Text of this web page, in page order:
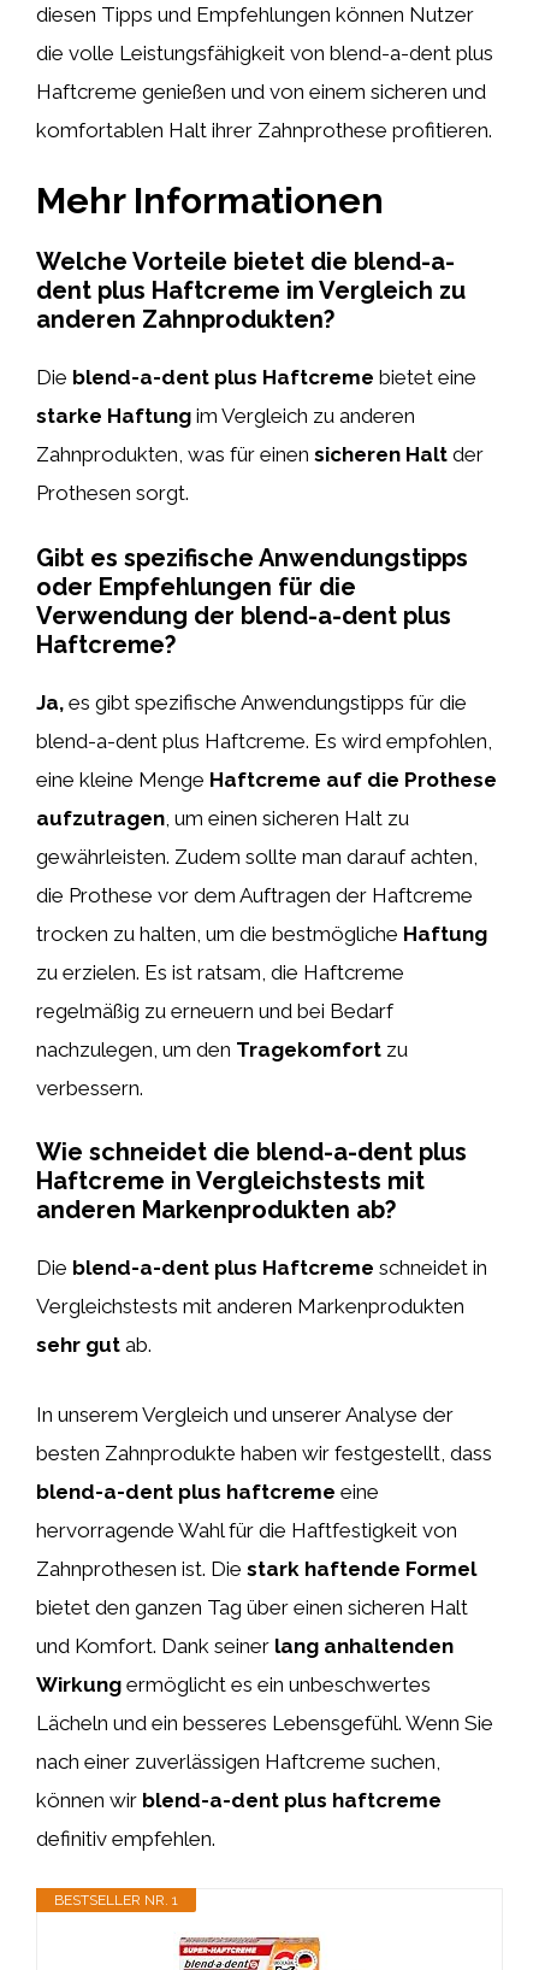
diesen Tipps und Empfehlungen können Nutzer
die volle Leistungsfähigkeit von blend-a-dent plus
Haftcreme genießen und von einem sicheren und
komfortablen Halt ihrer Zahnprothese profitieren.
Mehr Informationen
Welche Vorteile bietet die blend-a-
dent plus Haftcreme im Vergleich zu
anderen Zahnprodukten?
Die blend-a-dent plus Haftcreme bietet eine
starke Haftung im Vergleich zu anderen
Zahnprodukten, was für einen sicheren Halt der
Prothesen sorgt.
Gibt es spezifische Anwendungstipps
oder Empfehlungen für die
Verwendung der blend-a-dent plus
Haftcreme?
Ja, es gibt spezifische Anwendungstipps für die
blend-a-dent plus Haftcreme. Es wird empfohlen,
eine kleine Menge Haftcreme auf die Prothese
aufzutragen , um einen sicheren Halt zu
gewährleisten. Zudem sollte man darauf achten,
die Prothese vor dem Auftragen der Haftcreme
trocken zu halten, um die bestmögliche Haftung
zu erzielen. Es ist ratsam, die Haftcreme
regelmäßig zu erneuern und bei Bedarf
nachzulegen, um den Tragekomfort zu
verbessern.
Wie schneidet die blend-a-dent plus
Haftcreme in Vergleichstests mit
anderen Markenprodukten ab?
Die blend-a-dent plus Haftcreme schneidet in
Vergleichstests mit anderen Markenprodukten
sehr gut ab.
In unserem Vergleich und unserer Analyse der
besten Zahnprodukte haben wir festgestellt, dass
blend-a-dent plus haftcreme eine
hervorragende Wahl für die Haftfestigkeit von
Zahnprothesen ist. Die stark haftende Formel
bietet den ganzen Tag über einen sicheren Halt
und Komfort. Dank seiner lang anhaltenden
Wirkung ermöglicht es ein unbeschwertes
Lächeln und ein besseres Lebensgefühl. Wenn Sie
nach einer zuverlässigen Haftcreme suchen,
können wir blend-a-dent plus haftcreme
definitiv empfehlen.
BESTSELLER NR. 1